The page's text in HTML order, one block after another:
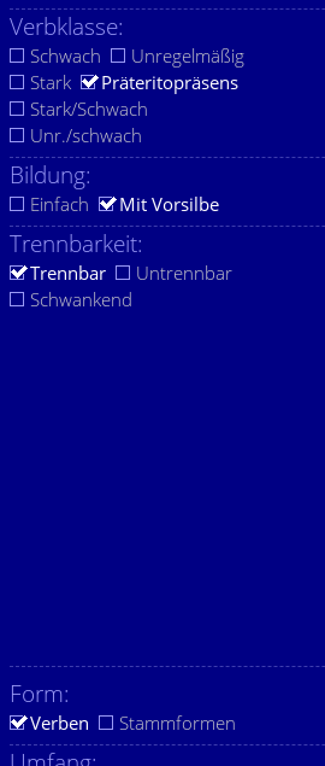
Verbklasse:
Schwach
Unregelmäßig
Stark
Präteritopräsens
Stark/Schwach
Unr./schwach
Bildung:
Einfach Mit Vorsilbe
Trennbarkeit:
Trennbar
Untrennbar
Schwankend
Form:
Verben Stammformen